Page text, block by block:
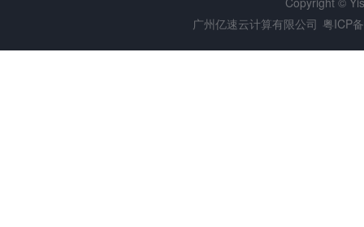
广州亿速云计算有限公司 粤ICP